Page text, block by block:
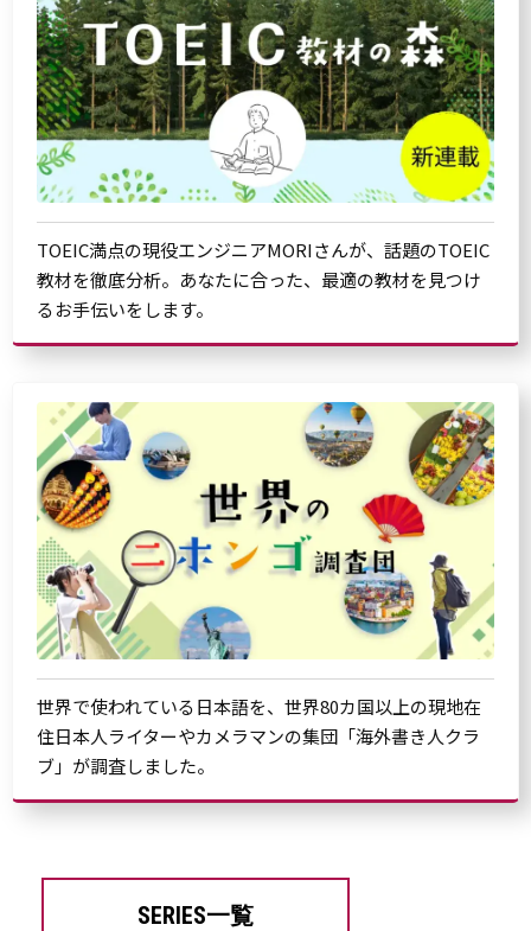
TOEIC満点の現役エンジニアMORIさんが、話題のTOEIC
教材を徹底分析。あなたに合った、最適の教材を見つけ
るお手伝いをします。
世界で使われている日本語を、世界80カ国以上の現地在
住日本人ライターやカメラマンの集団「海外書き人クラ
ブ」が調査しました。
SERIES一覧